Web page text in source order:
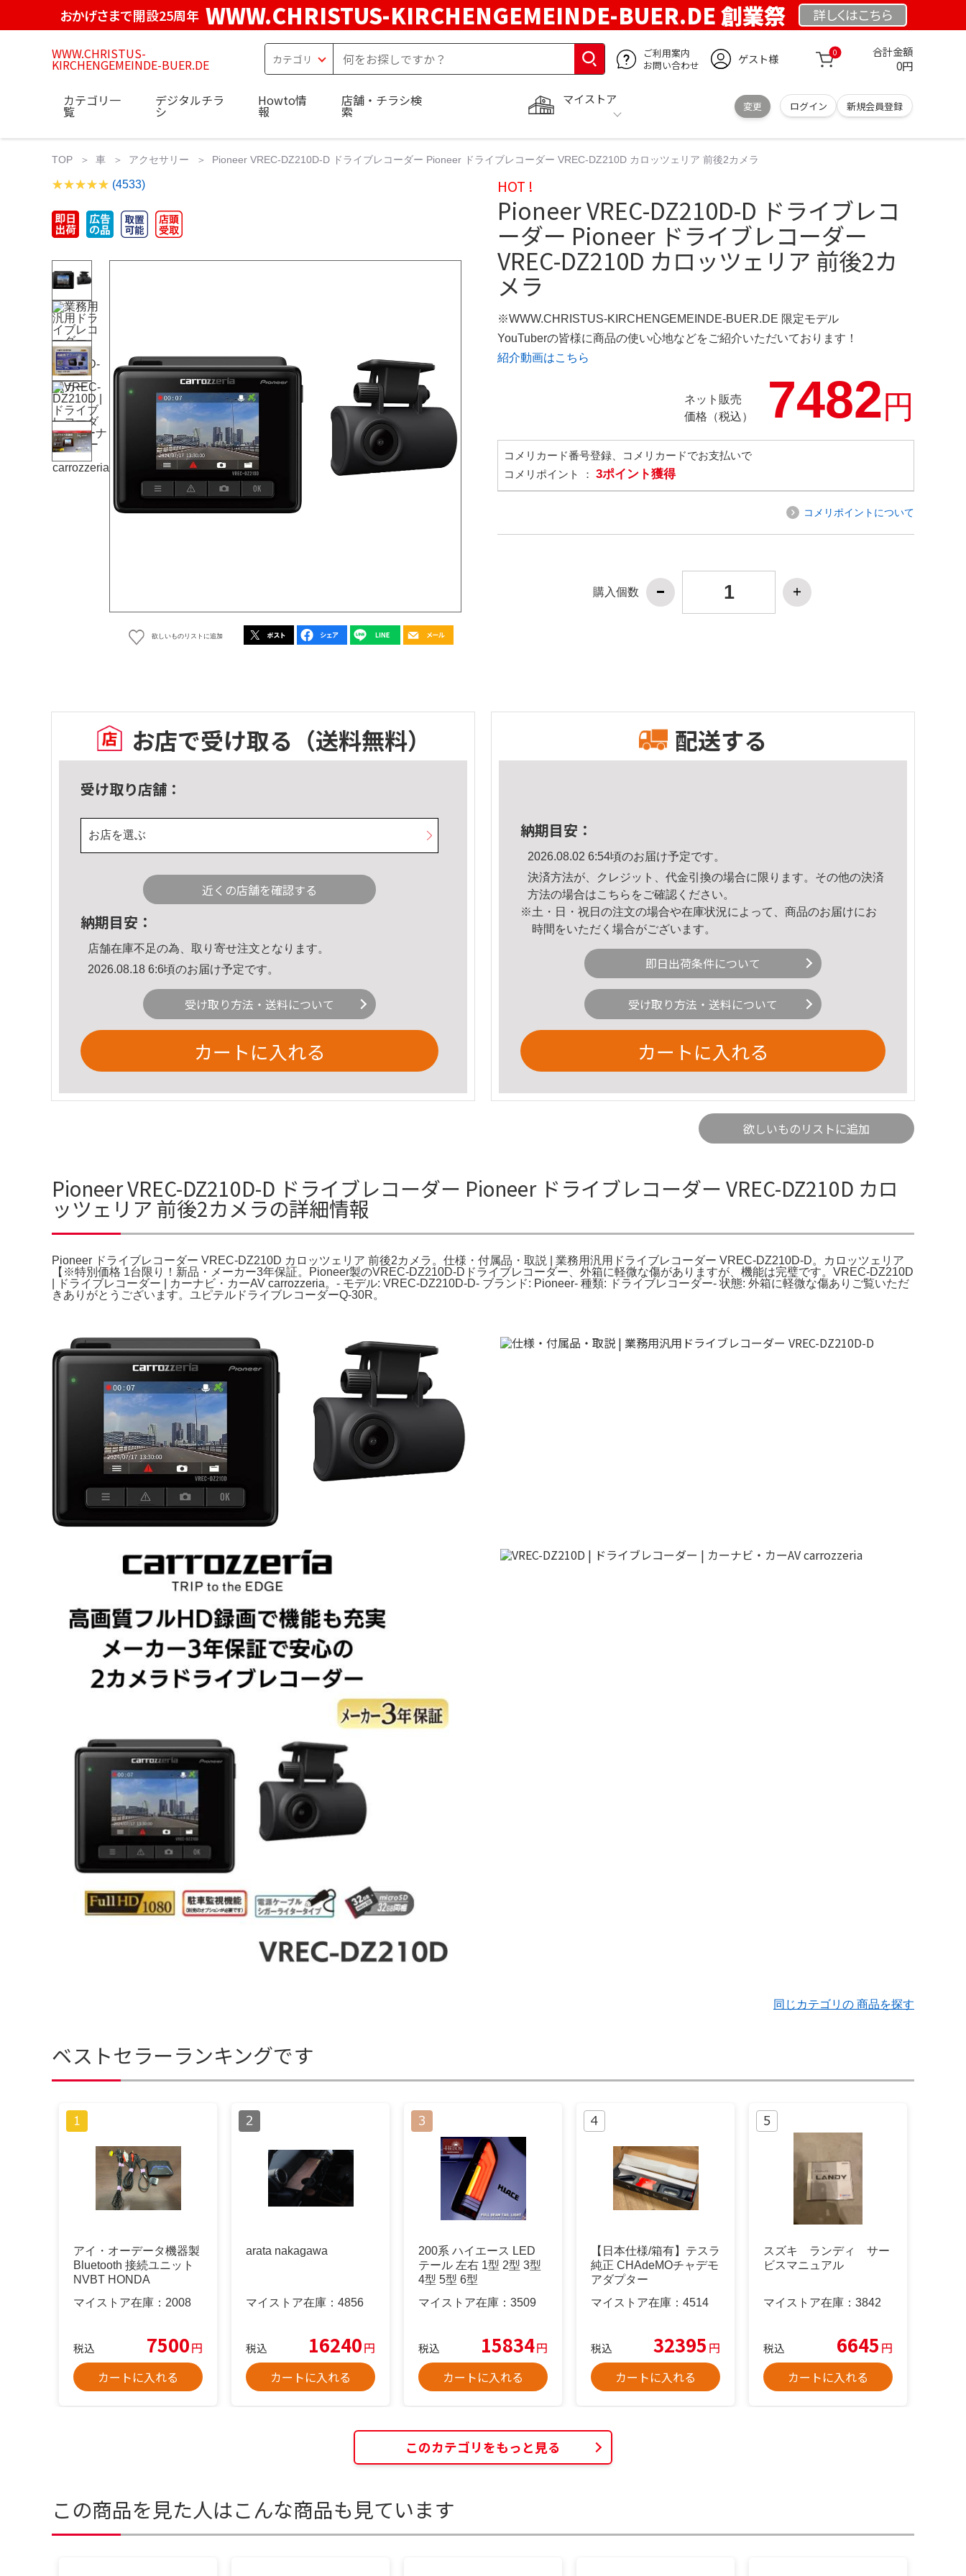
おかげさまで開設25周年 WWW.CHRISTUS-KIRCHENGEMEINDE-BUER.DE 創業祭 詳しくはこちら
WWW.CHRISTUS-
KIRCHENGEMEINDE-BUER.DE
ご利用案内
お問い合わせ
ゲスト様 0 合計金額
0円
マイストア
変更 ログイン 新規会員登録
カテゴリ一
覧
デジタルチラ
シ
Howto情
報
店舗・チラシ検
索
TOP 車 アクセサリー Pioneer VREC-DZ210D-D ドライブレコーダー Pioneer ドライブレコーダー VREC-DZ210D カロッツェリア 前後2カメラ
(4533)
欲しいものリストに追加
HOT !
Pioneer VREC-DZ210D-D ドライブレコ
ーダー Pioneer ドライブレコーダー
VREC-DZ210D カロッツェリア 前後2カ
メラ
※WWW.CHRISTUS-KIRCHENGEMEINDE-BUER.DE 限定モデル
YouTuberの皆様に商品の使い心地などをご紹介いただいております！
紹介動画はこちら
ネット販売
価格（税込）
7482円
コメリカード番号登録、コメリカードでお支払いで
コメリポイント ： 3ポイント獲得
コメリポイントについて
購入個数
お店で受け取る （送料無料）
受け取り店舗：
お店を選ぶ
近くの店舗を確認する
納期目安：
店舗在庫不足の為、取り寄せ注文となります。
2026.08.18 6:6頃のお届け予定です。
受け取り方法・送料について
カートに入れる
配送する
納期目安：
2026.08.02 6:54頃のお届け予定です。
決済方法が、クレジット、代金引換の場合に限ります。その他の決済
方法の場合はこちら をご確認ください。
※土・日・祝日の注文の場合や在庫状況によって、商品のお届けにお
時間をいただく場合がございます。
即日出荷条件について
受け取り方法・送料について
カートに入れる
欲しいものリストに追加
Pioneer VREC-DZ210D-D ドライブレコーダー Pioneer ドライブレコーダー VREC-DZ210D カロ
ッツェリア 前後2カメラの詳細情報
Pioneer ドライブレコーダー VREC-DZ210D カロッツェリア 前後2カメラ。仕様・付属品・取説 | 業務用汎用ドライブレコーダー VREC-DZ210D-D。カロッツェリア
【※特別価格 1台限り！新品・メーカー3年保証。Pioneer製のVREC-DZ210D-Dドライブレコーダー、外箱に軽微な傷がありますが、機能は完璧です。VREC-DZ210D
| ドライブレコーダー | カーナビ・カーAV carrozzeria。- モデル: VREC-DZ210D-D- ブランド: Pioneer- 種類: ドライブレコーダー- 状態: 外箱に軽微な傷ありご覧いただ
きありがとうございます。ユピテルドライブレコーダーQ-30R。
同じカテゴリの 商品を探す
ベストセラーランキングです
アイ・オーデータ機器製
Bluetooth 接続ユニット
NVBT HONDA
マイストア在庫： 2008
税込 7500円
カートに入れる
arata nakagawa
マイストア在庫： 4856
税込 16240円
カートに入れる
200系 ハイエース LED
テール 左右 1型 2型 3型
4型 5型 6型
マイストア在庫： 3509
税込 15834円
カートに入れる
【日本仕様/箱有】テスラ
純正 CHAdeMOチャデモ
アダプター
マイストア在庫： 4514
税込 32395 円
カートに入れる
スズキ ランディ サー
ビスマニュアル
マイストア在庫： 3842
税込 6645 円
カートに入れる
このカテゴリをもっと見る
この商品を見た人はこんな商品も見ています